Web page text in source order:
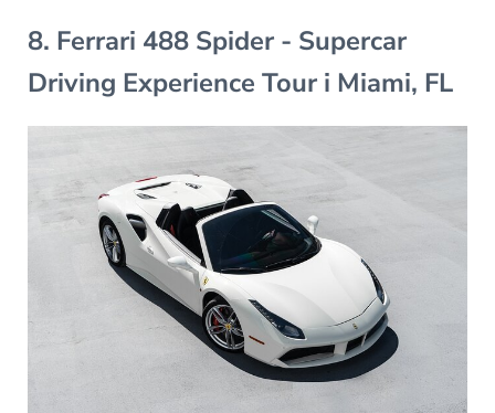
8. Ferrari 488 Spider - Supercar
Driving Experience Tour i Miami, FL